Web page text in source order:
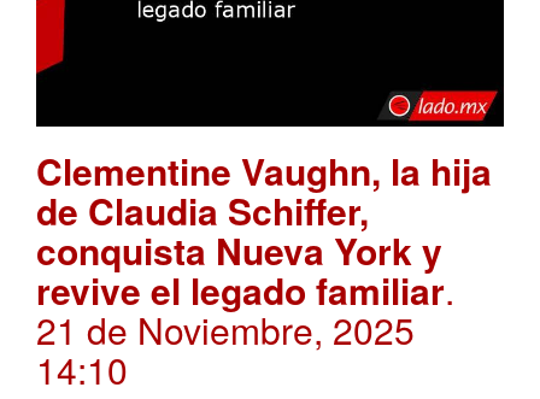
Clementine Vaughn, la hija
de Claudia Schiffer,
conquista Nueva York y
revive el legado familiar.
21 de Noviembre, 2025
14:10